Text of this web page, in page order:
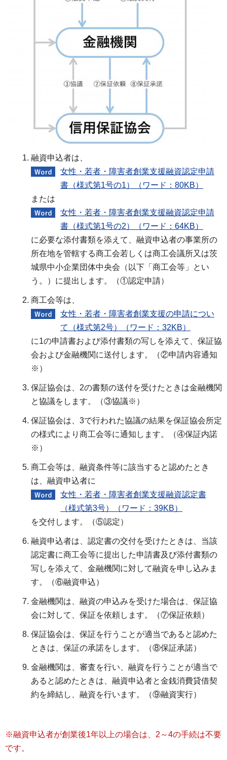
融資申込者は、
女性・若者・障害者創業支援融資認定申請
書（様式第1号の1）（ワード：80KB）
または
女性・若者・障害者創業支援融資認定申請
書（様式第1号の2）（ワード：64KB）
に必要な添付書類を添えて、融資申込者の事業所の
所在地を管轄する商工会若しくは商工会議所又は茨
城県中小企業団体中央会（以下「商工会等」とい
う。）に提出します。（①認定申請）
商工会等は、
女性・若者・障害者創業支援の申請につい
て（様式第2号）（ワード：32KB）
に1の申請書および添付書類の写しを添えて、保証協
会および金融機関に送付します。（②申請内容通知
※）
保証協会は、2の書類の送付を受けたときは金融機関
と協議をします。（③協議※）
保証協会は、3で行われた協議の結果を保証協会所定
の様式により商工会等に通知します。（④保証内諾
※）
商工会等は、融資条件等に該当すると認めたとき
は、融資申込者に
女性・若者・障害者創業支援融資認定書
（様式第3号）（ワード：39KB）
を交付します。（⑤認定）
融資申込者は、認定書の交付を受けたときは、当該
認定書に商工会等に提出した申請書及び添付書類の
写しを添えて、金融機関に対して融資を申し込みま
す。（⑥融資申込）
金融機関は、融資の申込みを受けた場合は、保証協
会に対して、保証を依頼します。（⑦保証依頼）
保証協会は、保証を行うことが適当であると認めた
ときは、保証の承諾をします。（⑧保証承諾）
金融機関は、審査を行い、融資を行うことが適当で
あると認めたときは、融資申込者と金銭消費貸借契
約を締結し、融資を行います。（⑨融資実行）
※融資申込者が創業後1年以上の場合は、2～4の手続は不要
です。